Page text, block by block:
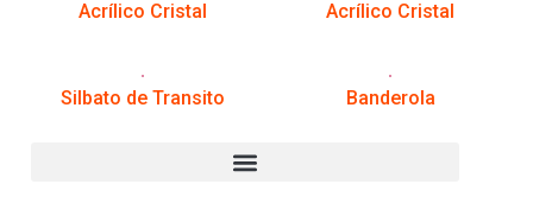
Acrílico Cristal Acrílico Cristal
Silbato de Transito Banderola